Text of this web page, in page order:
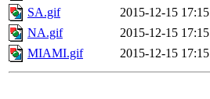
SA.gif
2015-12-15 17:15
NA.gif
2015-12-15 17:15
MIAMI.gif
2015-12-15 17:15